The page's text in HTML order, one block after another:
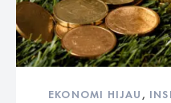
EKONOMI HIJAU ,